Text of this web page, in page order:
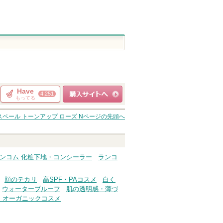
Have
もってる
4,251
ショッピングサイト
へ
ペール トーンアップ ローズ Nページの先頭へ
コム 化粧下地・コンシーラー ランコ
顔のテカリ 高SPF・PAコスメ
白く
ウォータープルーフ
肌の透明感・薄づ
ーガニックコスメ